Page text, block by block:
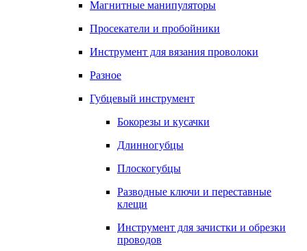
Магнитные манипуляторы
Просекатели и пробойники
Инструмент для вязания проволоки
Разное
Губцевый инструмент
Бокорезы и кусачки
Длинногубцы
Плоскогубцы
Разводные ключи и переставные
клещи
Инструмент для зачистки и обрезки
проводов